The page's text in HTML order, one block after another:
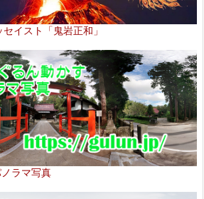
イスト「鬼岩正和」
ラマ写真